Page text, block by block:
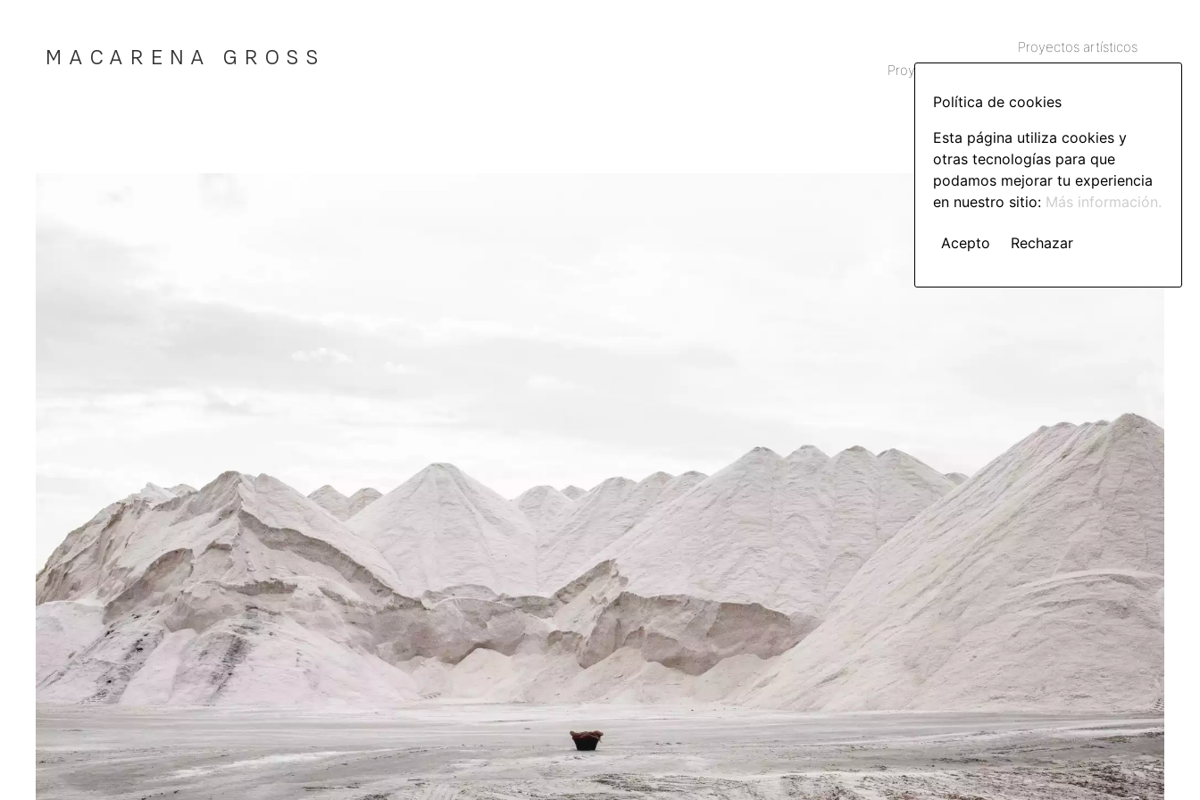
MACARENA GROSS
Proyectos artísticos
Proyectos curatoriales y de investigación
Proyectos documentales
Política de cookies
Esta página utiliza cookies y
otras tecnologías para que
podamos mejorar tu experiencia
en nuestro sitio: Más información.
Acepto Rechazar